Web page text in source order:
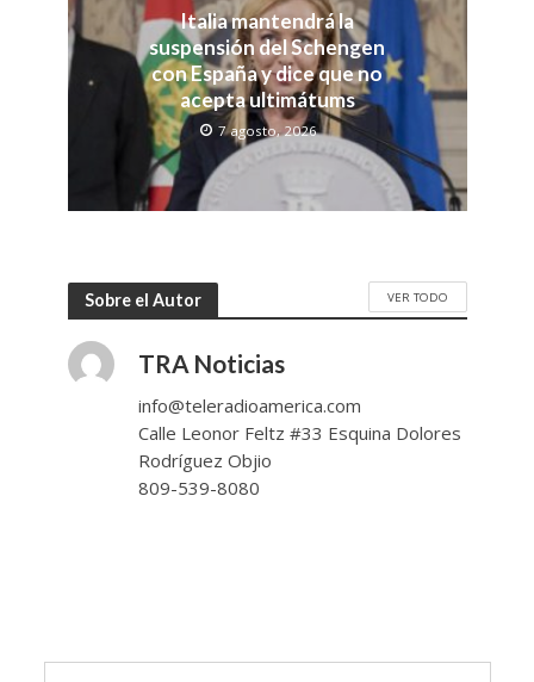
Italia mantendrá la
suspensión del Schengen
con España y dice que no
acepta ultimátums
7 agosto, 2026
Sobre el Autor VER TODO
TRA Noticias
info@teleradioamerica.com
Calle Leonor Feltz #33 Esquina Dolores
Rodríguez Objio
809-539-8080